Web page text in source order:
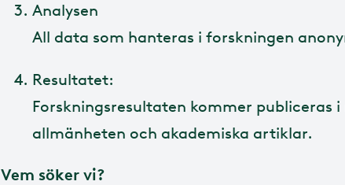
Analysen
All data som hanteras i forskningen
Resultatet:
Forskningsresultaten kommer publiceras
allmänheten och akademiska artiklar.
Vem söker vi?